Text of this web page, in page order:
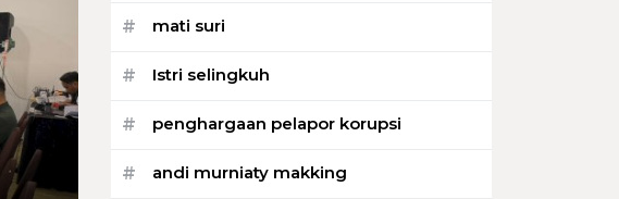
# mati suri
# Istri selingkuh
# penghargaan pelapor korupsi
# andi murniaty makking